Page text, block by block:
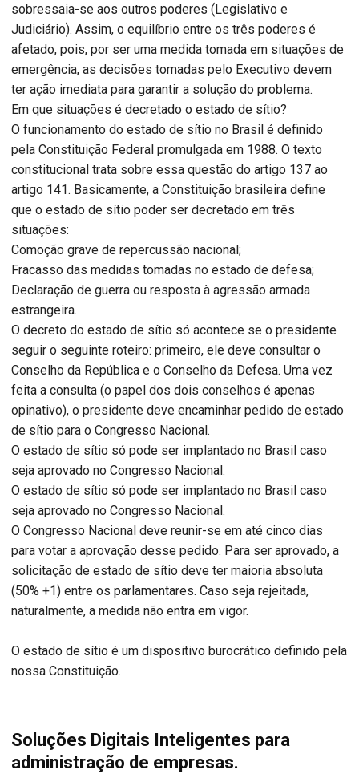
sobressaia-se aos outros poderes (Legislativo e
Judiciário). Assim, o equilíbrio entre os três poderes é
afetado, pois, por ser uma medida tomada em situações de
emergência, as decisões tomadas pelo Executivo devem
ter ação imediata para garantir a solução do problema.
Em que situações é decretado o estado de sítio?
O funcionamento do estado de sítio no Brasil é definido
pela Constituição Federal promulgada em 1988. O texto
constitucional trata sobre essa questão do artigo 137 ao
artigo 141. Basicamente, a Constituição brasileira define
que o estado de sítio poder ser decretado em três
situações:
Comoção grave de repercussão nacional;
Fracasso das medidas tomadas no estado de defesa;
Declaração de guerra ou resposta à agressão armada
estrangeira.
O decreto do estado de sítio só acontece se o presidente
seguir o seguinte roteiro: primeiro, ele deve consultar o
Conselho da República e o Conselho da Defesa. Uma vez
feita a consulta (o papel dos dois conselhos é apenas
opinativo), o presidente deve encaminhar pedido de estado
de sítio para o Congresso Nacional.
O estado de sítio só pode ser implantado no Brasil caso
seja aprovado no Congresso Nacional.
O estado de sítio só pode ser implantado no Brasil caso
seja aprovado no Congresso Nacional.
O Congresso Nacional deve reunir-se em até cinco dias
para votar a aprovação desse pedido. Para ser aprovado, a
solicitação de estado de sítio deve ter maioria absoluta
(50% +1) entre os parlamentares. Caso seja rejeitada,
naturalmente, a medida não entra em vigor.
O estado de sítio é um dispositivo burocrático definido pela
nossa Constituição.
Soluções Digitais Inteligentes para
administração de empresas.